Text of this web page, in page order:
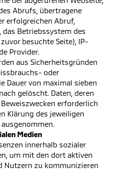
Abrufs, übertragene
erfolgreichen Abruf,
Betriebssystem des
besuchte Seite), IP-
Provider.
aus Sicherheitsgründen
oder
Dauer von maximal sieben
gelöscht. Daten, deren
erforderlich
Klärung des jeweiligen
Medien
innerhalb sozialer
um mit den dort aktiven
Nutzern zu kommunizieren